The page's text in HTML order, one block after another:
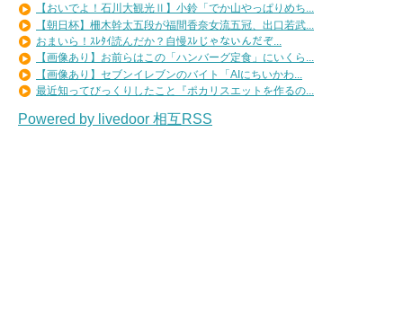
【おいでよ！石川大観光Ⅱ】小鈴「でか山やっぱりめち...
【朝日杯】柵木幹太五段が福間香奈女流五冠、出口若武...
おまいら！ｽﾚﾀｲ読んだか？自慢ｽﾚじゃないんだぞ...
【画像あり】お前らはこの「ハンバーグ定食」にいくら...
【画像あり】セブンイレブンのバイト「AIにちいかわ...
最近知ってびっくりしたこと『ポカリスエットを作るの...
Powered by livedoor 相互RSS